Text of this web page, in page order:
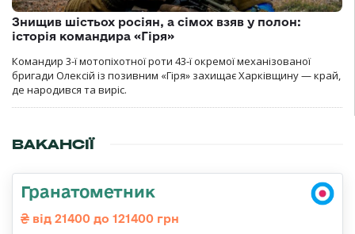
Знищив шістьох росіян, а сімох взяв у полон:
історія командира «Гіря»
Командир 3-ї мотопіхотної роти 43-ї окремої механізованої
бригади Олексій із позивним «Гіря» захищає Харківщину — край,
де народився та виріс.
ВАКАНСІЇ
Гранатометник
від 21400 до 121400 грн